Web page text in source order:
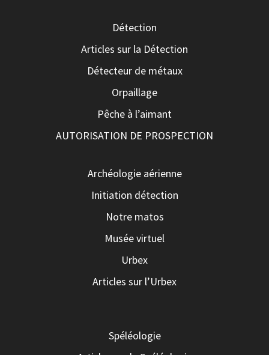
Détection
Articles sur la Détection
Détecteur de métaux
Orpaillage
Pêche à l’aimant
AUTORISATION DE PROSPECTION
Archéologie aérienne
Initiation détection
Notre matos
Musée virtuel
Urbex
Articles sur l’Urbex
Spéléologie